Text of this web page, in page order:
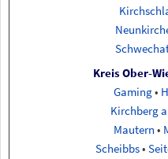
Kreis Ober-
Gaming•
Kirchberg
Mautern •
Scheibbs•